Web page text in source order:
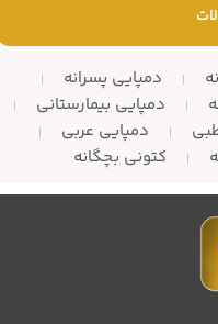
دمپایی پسرانه
دمپایی بیمارستانی
دمپایی عربی
کتونی بچگانه